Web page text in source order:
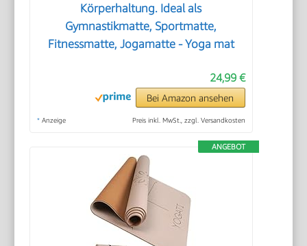
Körperhaltung. Ideal als
Gymnastikmatte, Sportmatte,
Fitnessmatte, Jogamatte - Yoga mat
24,99 €
Bei Amazon ansehen
* Anzeige Preis inkl. MwSt., zzgl. Versandkosten
ANGEBOT